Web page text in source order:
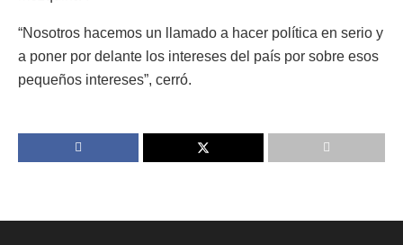
“Nosotros hacemos un llamado a hacer política en serio y
a poner por delante los intereses del país por sobre esos
pequeños intereses”, cerró.